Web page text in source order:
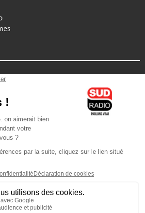
/ Android
l'application